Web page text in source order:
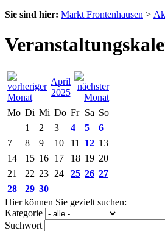
Sie sind hier: Markt Frontenhausen >
April
2025
Mo Di Mi Do Fr Sa So
1
2 3 4 5
6
7
8 9 10 11 12 13
14
15 16 17 18 19 20
21
22 23 24 25 26 27
28
29 30
Hier können Sie gezielt suchen:
Kategorie
Suchwort